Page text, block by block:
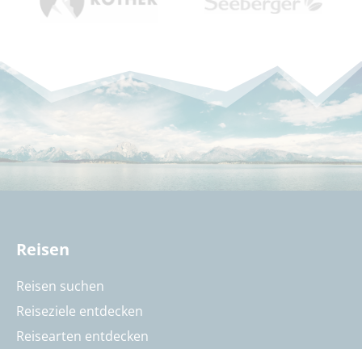
Reisen
Reisen suchen
Reiseziele entdecken
Reisearten entdecken